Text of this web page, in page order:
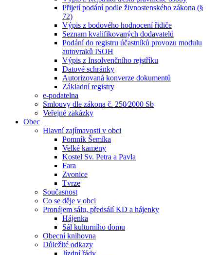
Přijetí podání podle živnostenského zákona (§
72)
Výpis z bodového hodnocení řidiče
Seznam kvalifikovaných dodavatelů
Podání do registru účastníků provozu modulu
autovraků ISOH
Výpis z Insolvenčního rejstříku
Datové schránky
Autorizovaná konverze dokumentů
Základní registry
e-podatelna
Smlouvy dle zákona č. 250⁄2000 Sb
Veřejné zakázky
Obec
Hlavní zajímavosti v obci
Pomník Šemíka
Velké kameny
Kostel Sv. Petra a Pavla
Fara
Zvonice
Tvrze
Současnost
Co se děje v obci
Pronájem sálu, předsálí KD a hájenky
Hájenka
Sál kulturního domu
Obecní knihovna
Důležité odkazy
Jízdní řády